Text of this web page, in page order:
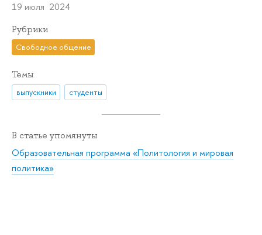
19 июля 2024
Рубрики
Свободное общение
Темы
выпускники студенты
В статье упомянуты
Образовательная программа «Политология и мировая
политика»